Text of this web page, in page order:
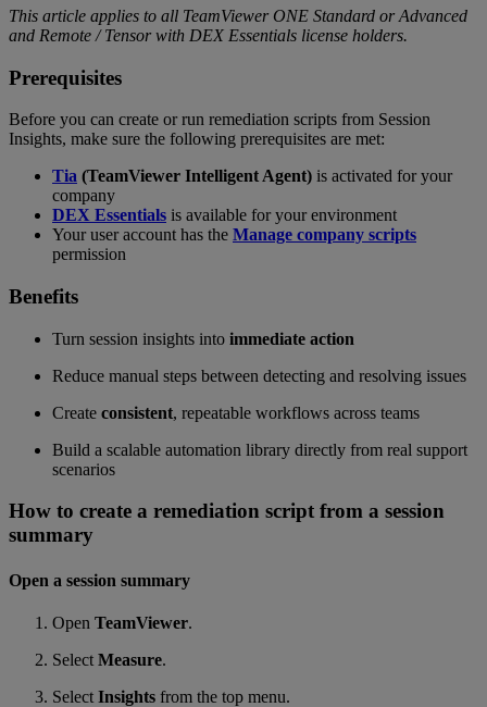
This article applies to all TeamViewer ONE Standard or Advanced
and Remote / Tensor with DEX Essentials license holders.
Prerequisites
Before you can create or run remediation scripts from Session
Insights, make sure the following prerequisites are met:
Tia (TeamViewer Intelligent Agent) is activated for your
company
DEX Essentials is available for your environment
Your user account has the Manage company scripts
permission
Benefits
Turn session insights into immediate action
Reduce manual steps between detecting and resolving issues
Create consistent, repeatable workflows across teams
Build a scalable automation library directly from real support
scenarios
How to create a remediation script from a session
summary
Open a session summary
Open TeamViewer.
Select Measure.
Select Insights from the top menu.